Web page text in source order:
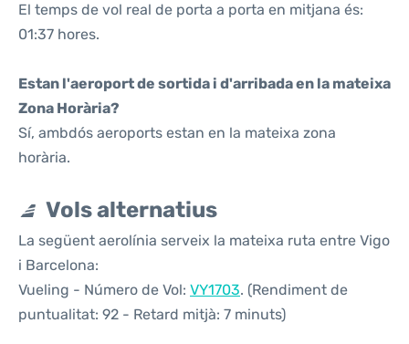
El temps de vol real de porta a porta en mitjana és:
01:37 hores.
Estan l'aeroport de sortida i d'arribada en la mateixa
Zona Horària?
Sí, ambdós aeroports estan en la mateixa zona
horària.
Vols alternatius
La següent aerolínia serveix la mateixa ruta entre Vigo
i Barcelona:
Vueling - Número de Vol: VY1703. (Rendiment de
puntualitat: 92 - Retard mitjà: 7 minuts)